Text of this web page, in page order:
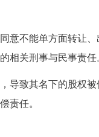
意不能单方面转让
相关刑事与民事责任
导致其名下的股权
责任。